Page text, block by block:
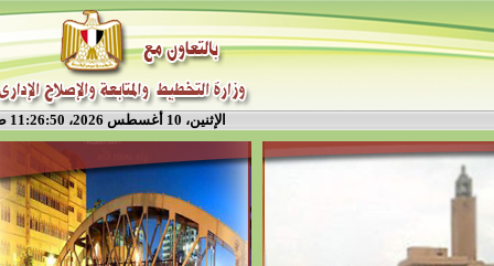
الإثنين، 10 أغسطس 2026، 11:26:50 ص